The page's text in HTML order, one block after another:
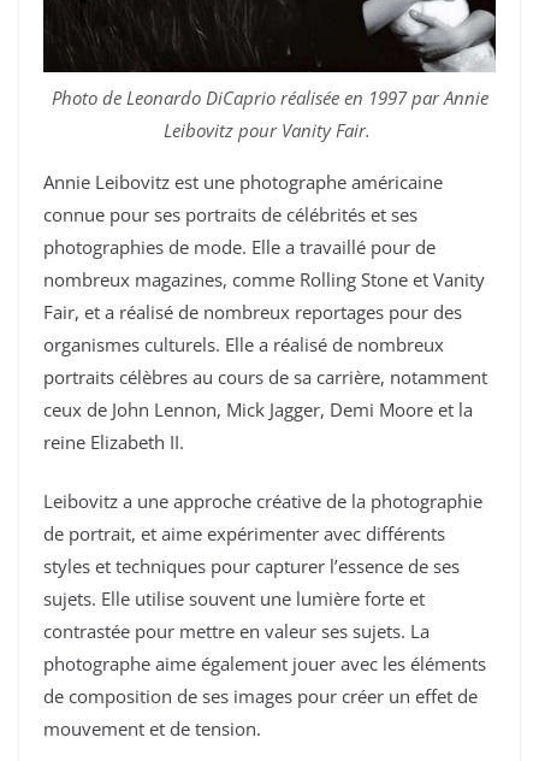
Photo de Leonardo DiCaprio réalisée en 1997 par Annie
Leibovitz pour Vanity Fair.
Annie Leibovitz est une photographe américaine
connue pour ses portraits de célébrités et ses
photographies de mode. Elle a travaillé pour de
nombreux magazines, comme Rolling Stone et Vanity
Fair, et a réalisé de nombreux reportages pour des
organismes culturels. Elle a réalisé de nombreux
portraits célèbres au cours de sa carrière, notamment
ceux de John Lennon, Mick Jagger, Demi Moore et la
reine Elizabeth II.
Leibovitz a une approche créative de la photographie
de portrait, et aime expérimenter avec différents
styles et techniques pour capturer l’essence de ses
sujets. Elle utilise souvent une lumière forte et
contrastée pour mettre en valeur ses sujets. La
photographe aime également jouer avec les éléments
de composition de ses images pour créer un effet de
mouvement et de tension.